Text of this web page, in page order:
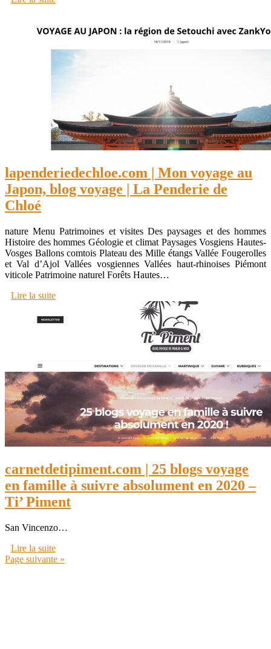
lapenderiedechloe.com | Mon voyage au
Japon, blog voyage | La Penderie de
Chloé
nature Menu Patrimoines et visites Des paysages et des hommes
Histoire des hommes Géologie et climat Paysages Vosgiens Hautes-
Vosges Ballons comtois Plateau des Mille étangs Vallée Fougerolles
et Val d’Ajol Vallées vosgiennes Vallées haut-rhinoises Piémont
viticole Patrimoine naturel Forêts Hautes…
Lire la suite
carnetdetipiment.com | 25 blogs voyage
en famille à suivre absolument en 2020 –
Ti’ Piment
San Vincenzo…
Lire la suite
Page suivante »